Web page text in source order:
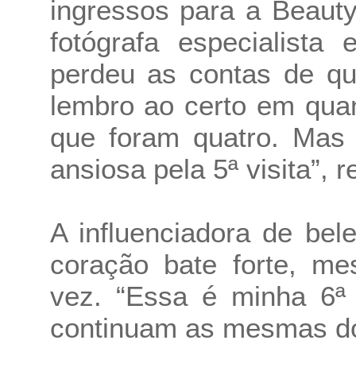
ingressos para a
fotógrafa especialista
perdeu as contas de
lembro ao certo em
que foram quatro.
ansiosa pela 5ª visita”,
A influenciadora de
coração bate forte,
vez. “Essa é minha
continuam as mesmas